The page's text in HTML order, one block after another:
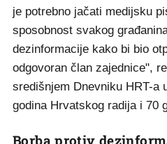
je potrebno jačati medijsku
sposobnost svakog
dezinformacije kako bi bio
odgovoran član zajednice",
središnjem Dnevniku HRT-a
godina Hrvatskog radija i 70
Borba protiv